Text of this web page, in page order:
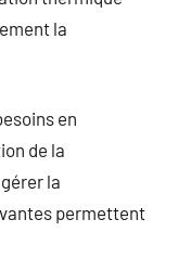
la
en
de la
la
permettent